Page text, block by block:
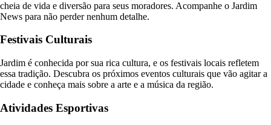
cheia de vida e diversão para seus moradores. Acompanhe o Jardim
News para não perder nenhum detalhe.
Festivais Culturais
Jardim é conhecida por sua rica cultura, e os festivais locais refletem
essa tradição. Descubra os próximos eventos culturais que vão agitar a
cidade e conheça mais sobre a arte e a música da região.
Atividades Esportivas